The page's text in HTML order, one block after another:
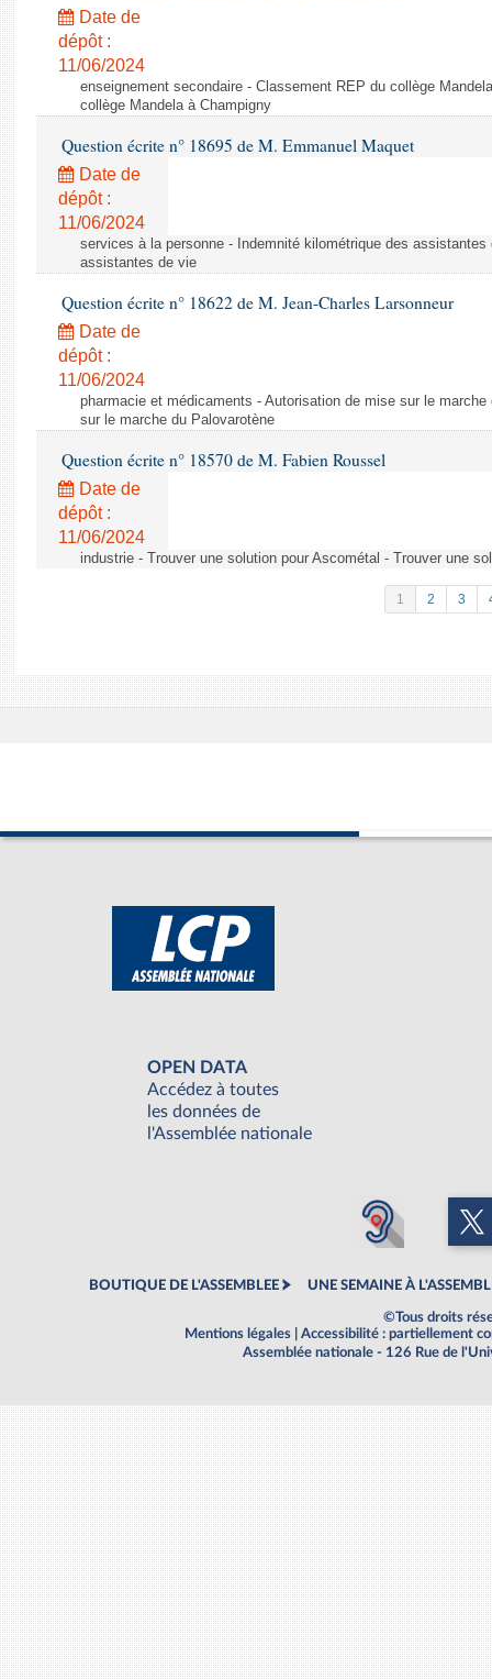
Date de
dépôt :
11/06/2024
enseignement secondaire - Classement REP du collège
collège Mandela à Champigny
Question écrite n° 18695 de M. Emmanuel Maquet
Date de
dépôt :
11/06/2024
services à la personne - Indemnité kilométrique des
assistantes de vie
Question écrite n° 18622 de M. Jean-Charles Larsonneur
Date de
dépôt :
11/06/2024
pharmacie et médicaments - Autorisation de mise sur le
sur le marche du Palovarotène
Question écrite n° 18570 de M. Fabien Roussel
Date de
dépôt :
11/06/2024
industrie - Trouver une solution pour Ascométal - Trouver une
1 2 3
OPEN DATA
Accédez à toutes
les données de
l'Assemblée nationale
BOUTIQUE DE L'ASSEMBLEE UNE SEMAINE À
©Tous droits
Mentions légales
Accessibilité : partiellement
Assemblée nationale - 126 Rue de